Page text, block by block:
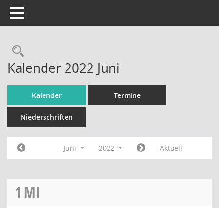
Toggle navigation
Rechercheauswahl
Kalender 2022 Juni
Kalender Termine
Niederschriften
Juni 2022 Aktuell
1 MI